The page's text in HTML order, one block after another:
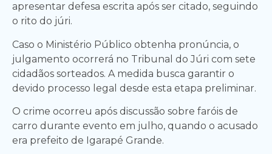
apresentar defesa escrita após ser citado, seguindo
o rito do júri.
Caso o Ministério Público obtenha pronúncia, o
julgamento ocorrerá no Tribunal do Júri com sete
cidadãos sorteados. A medida busca garantir o
devido processo legal desde esta etapa preliminar.
O crime ocorreu após discussão sobre faróis de
carro durante evento em julho, quando o acusado
era prefeito de Igarapé Grande.